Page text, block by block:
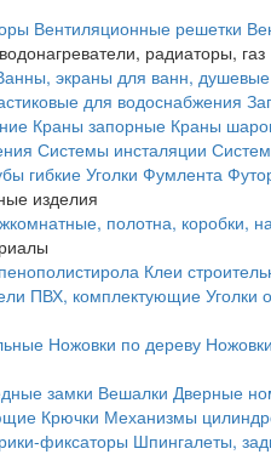
Вентиляционные решетки
радиаторы, газ
экраны для ванн,
для водоснабжения
Краны запорные Краны
Системы инсталяции
гибкие Уголки Фумлента
изделия
полотна, коробки,
Клеи
ПВХ, комплектующие Уголки
Ножовки по дереву
замки Вешалки Дверные
Крючки Механизмы
фиксаторы Шпингалеты,